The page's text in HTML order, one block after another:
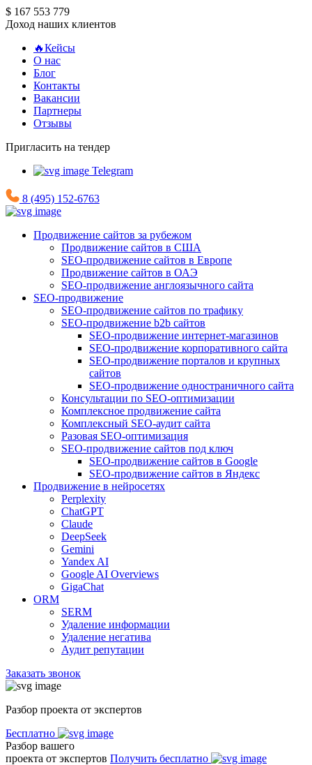
$ 167 553 779
Доход наших клиентов
🔥Кейсы
О нас
Блог
Контакты
Вакансии
Партнеры
Отзывы
Пригласить на тендер
Telegram
8 (495) 152-6763
Продвижение сайтов за рубежом
Продвижение сайтов в США
SEO-продвижение сайтов в Европе
Продвижение сайтов в ОАЭ
SEO-продвижение англоязычного сайта
SEO-продвижение
SEO-продвижение сайтов по трафику
SEO-продвижение b2b сайтов
SEO-продвижение интернет-магазинов
SEO-продвижение корпоративного сайта
SEO-продвижение порталов и крупных
сайтов
SEO-продвижение одностраничного сайта
Консультации по SEO-оптимизации
Комплексное продвижение сайта
Комплексный SEO-аудит сайта
Разовая SEO-оптимизация
SEO-продвижение сайтов под ключ
SEO-продвижение сайтов в Google
SEO-продвижение сайтов в Яндекс
Продвижение в нейросетях
Perplexity
ChatGPT
Claude
DeepSeek
Gemini
Yandex AI
Google AI Overviews
GigaChat
ORM
SERM
Удаление информации
Удаление негатива
Аудит репутации
Заказать звонок
Разбор проекта от экспертов
Бесплатно
Разбор вашего
проекта от экспертов Получить бесплатно